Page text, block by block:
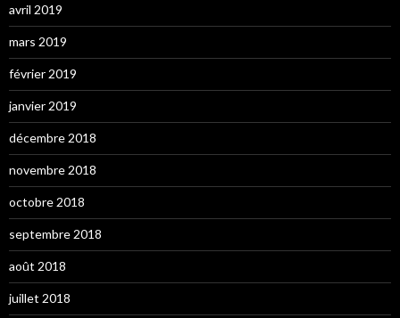
avril 2019
mars 2019
février 2019
janvier 2019
décembre 2018
novembre 2018
octobre 2018
septembre 2018
août 2018
juillet 2018